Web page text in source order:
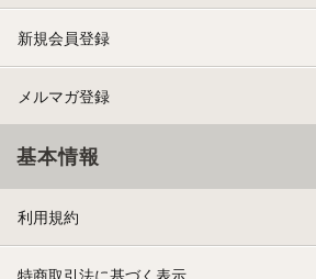
新規会員登録
メルマガ登録
基本情報
利用規約